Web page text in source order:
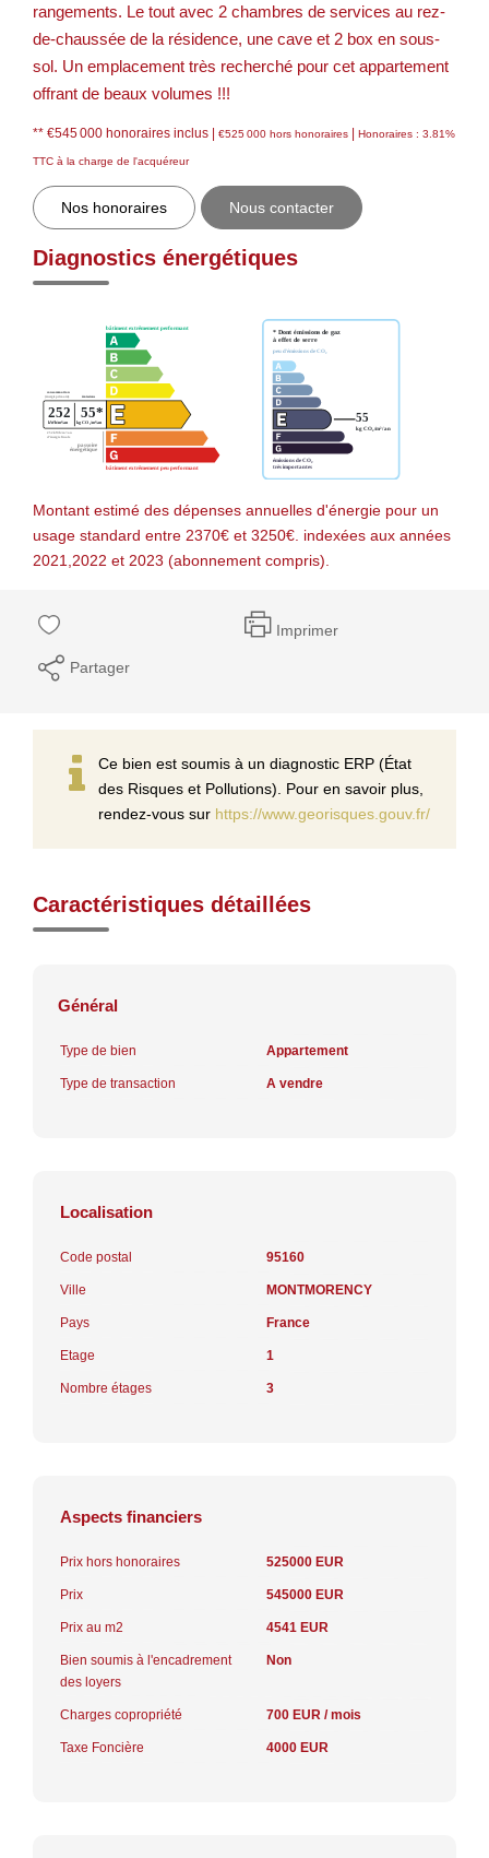
rangements. Le tout avec 2 chambres de services au rez-
de-chaussée de la résidence, une cave et 2 box en sous-
sol. Un emplacement très recherché pour cet appartement
offrant de beaux volumes !!!
** €545 000 honoraires inclus | €525 000 hors honoraires | Honoraires : 3.81%
TTC à la charge de l'acquéreur
Nos honoraires Nous contacter
Diagnostics énergétiques
Montant estimé des dépenses annuelles d'énergie pour un
usage standard entre 2370€ et 3250€. indexées aux années
2021,2022 et 2023 (abonnement compris).
Imprimer
Partager
Ce bien est soumis à un diagnostic ERP (État
des Risques et Pollutions). Pour en savoir plus,
rendez-vous sur https://www.georisques.gouv.fr/
Caractéristiques détaillées
Général
Type de bien Appartement
Type de transaction A vendre
Localisation
Code postal 95160
Ville MONTMORENCY
Pays France
Etage 1
Nombre étages 3
Aspects financiers
Prix hors honoraires 525000 EUR
Prix 545000 EUR
Prix au m2 4541 EUR
Bien soumis à l'encadrement
des loyers
Non
Charges copropriété 700 EUR / mois
Taxe Foncière 4000 EUR